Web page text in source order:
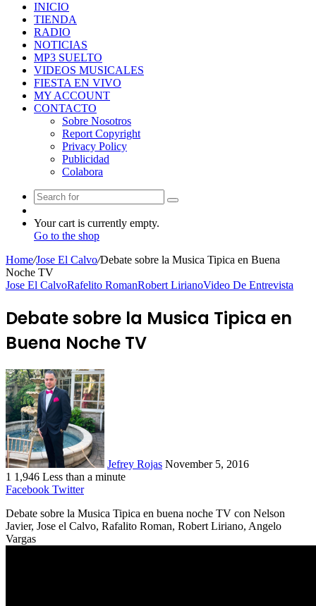
INICIO
TIENDA
RADIO
NOTICIAS
MP3 SUELTO
VIDEOS MUSICALES
FIESTA EN VIVO
MY ACCOUNT
CONTACTO
Sobre Nosotros
Report Copyright
Privacy Policy
Publicidad
Colabora
Search
Article
View
your
cart
Your cart is currently empty.
Go to the shop
Home/Jose El Calvo/Debate sobre la Musica Tipica en Buena
Noche TV
Jose El CalvoRafelito RomanRobert LirianoVideo De Entrevista
Debate sobre la Musica Tipica en
Buena Noche TV
Jefrey Rojas November 5, 2016
1 1,946 Less than a minute
Facebook TwitterLinkedIn
Tumblr
Pinterest
Reddit
VKontakte
Odnoklassniki
Pocket
Debate sobre la Musica Tipica en buena noche TV con Nelson
Javier, Jose el Calvo, Rafalito Roman, Robert Liriano, Angelo
Vargas